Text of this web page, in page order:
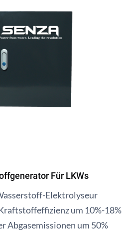
Für LKWs
Elektrolyseur
um 10%-18%
Abgasemissionen um 50%